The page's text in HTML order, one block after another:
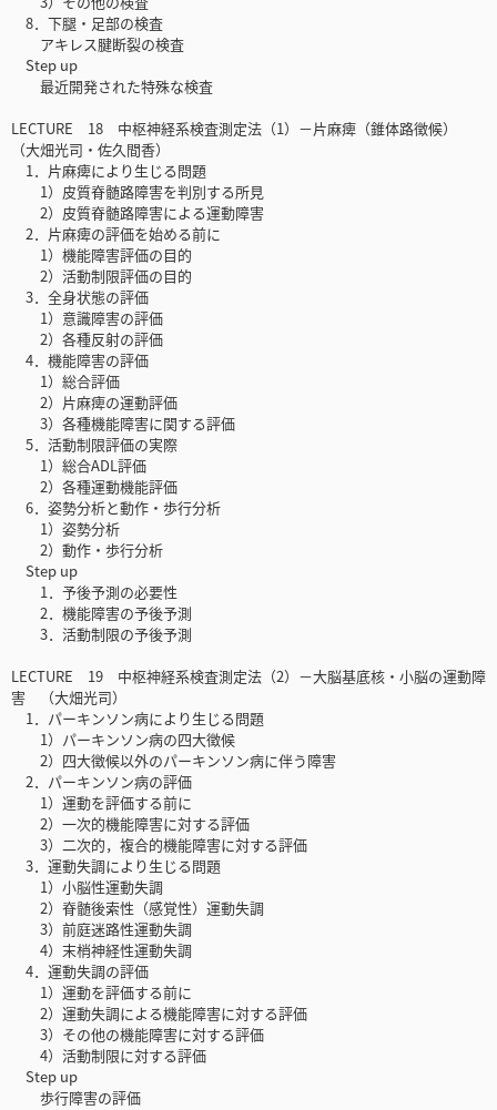
8．下腿・足部の検査
アキレス腱断裂の検査
Step up
最近開発された特殊な検査
LECTURE 18 中枢神経系検査測定法（1）－片麻痺（錐体路徴候）
（大畑光司・佐久間香）
1．片麻痺により生じる問題
1）皮質脊髄路障害を判別する所見
2）皮質脊髄路障害による運動障害
2．片麻痺の評価を始める前に
1）機能障害評価の目的
2）活動制限評価の目的
3．全身状態の評価
1）意識障害の評価
2）各種反射の評価
4．機能障害の評価
1）総合評価
2）片麻痺の運動評価
3）各種機能障害に関する評価
5．活動制限評価の実際
1）総合ADL評価
2）各種運動機能評価
6．姿勢分析と動作・歩行分析
1）姿勢分析
2）動作・歩行分析
Step up
1．予後予測の必要性
2．機能障害の予後予測
3．活動制限の予後予測
LECTURE 19 中枢神経系検査測定法（2）－大脳基底核・小脳の運動障
害 （大畑光司）
1．パーキンソン病により生じる問題
1）パーキンソン病の四大徴候
2）四大徴候以外のパーキンソン病に伴う障害
2．パーキンソン病の評価
1）運動を評価する前に
2）一次的機能障害に対する評価
3）二次的，複合的機能障害に対する評価
3．運動失調により生じる問題
1）小脳性運動失調
2）脊髄後索性（感覚性）運動失調
3）前庭迷路性運動失調
4）末梢神経性運動失調
4．運動失調の評価
1）運動を評価する前に
2）運動失調による機能障害に対する評価
3）その他の機能障害に対する評価
4）活動制限に対する評価
Step up
歩行障害の評価